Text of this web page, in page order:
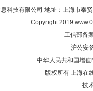
科技有限公司 地址：上海市
Copyright 2019
工信部备
沪公安
中华人民共和国增
版权所有 上海在
技